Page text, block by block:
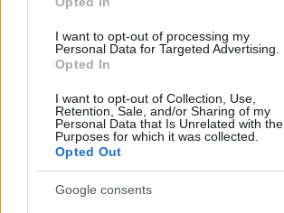
I want to opt-out of processing my
Personal Data for Targeted Advertising.
Opted In
I want to opt-out of Collection, Use,
Retention, Sale, and/or Sharing of my
Personal Data that Is Unrelated with the
Purposes for which it was collected.
Opted Out
Google consents